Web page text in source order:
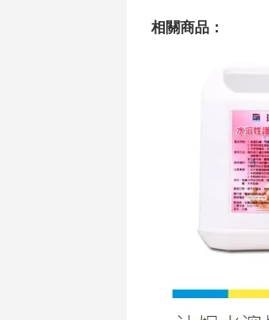
相關商品 ：